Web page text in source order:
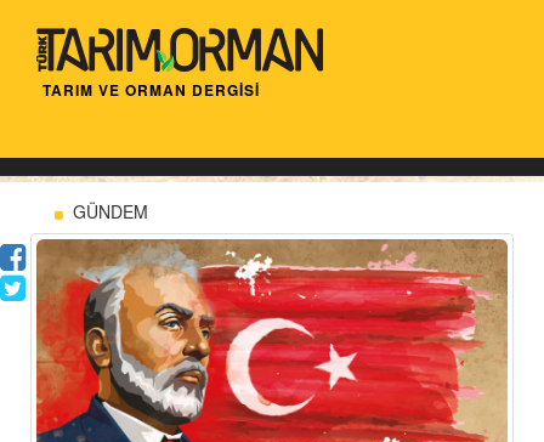
TARIM VE ORMAN DERGİSİ
GÜNDEM